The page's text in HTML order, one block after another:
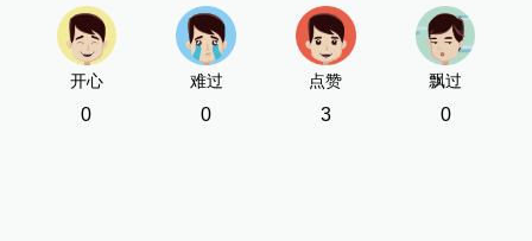
开心
0
难过
0
点赞
3
飘过
0